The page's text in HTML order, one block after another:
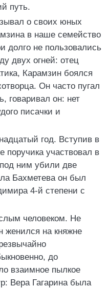
путь.
о своих юных
в наше семейство
долго не пользовались
двух огней: отец
Карамзин боялся
Он часто пугал
говаривал он: нет
писачки и
год. Вступив в
поручика участвовал в
ним убили две
Бахметева он был
4-й степени с
человеком. Не
женился на княжне
до
взаимное пылкое
Вера Гагарина была